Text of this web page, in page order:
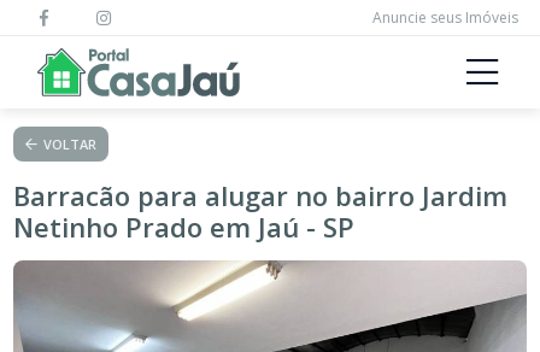
Anuncie seus Imóveis
VOLTAR
Barracão para alugar no bairro Jardim
Netinho Prado em Jaú - SP